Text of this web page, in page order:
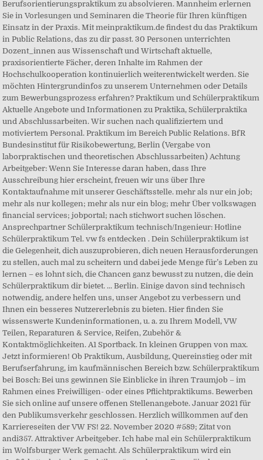
Berufsorientierungspraktikum zu absolvieren. Mannheim erlernen
Sie in Vorlesungen und Seminaren die Theorie für Ihren künftigen
Einsatz in der Praxis. Mit meinpraktikum.de findest du das Praktikum
in Public Relations, das zu dir passt. 30 Personen unterrichten
Dozent_innen aus Wissenschaft und Wirtschaft aktuelle,
praxisorientierte Fächer, deren Inhalte im Rahmen der
Hochschulkooperation kontinuierlich weiterentwickelt werden. Sie
möchten Hintergrundinfos zu unserem Unternehmen oder Details
zum Bewerbungsprozess erfahren? Praktikum und Schülerpraktikum
Aktuelle Angebote und Informationen zu Praktika, Schülerpraktika
und Abschlussarbeiten. Wir suchen nach qualifiziertem und
motiviertem Personal. Praktikum im Bereich Public Relations. BfR
Bundesinstitut für Risikobewertung, Berlin (Vergabe von
laborpraktischen und theoretischen Abschlussarbeiten) Achtung
Arbeitgeber: Wenn Sie Interesse daran haben, dass Ihre
Ausschreibung hier erscheint, freuen wir uns über Ihre
Kontaktaufnahme mit unserer Geschäftsstelle. mehr als nur ein job;
mehr als nur kollegen; mehr als nur ein blog; mehr Über volkswagen
financial services; jobportal; nach stichwort suchen löschen.
Ansprechpartner Schülerpraktikum technisch/Ingenieur: Hotline
Schülerpraktikum Tel. vw fs entdecken . Dein Schülerpraktikum ist
die Gelegenheit, dich auszuprobieren, dich neuen Herausforderungen
zu stellen, auch mal zu scheitern und dabei jede Menge für’s Leben zu
lernen – es lohnt sich, die Chancen ganz bewusst zu nutzen, die dein
Schülerpraktikum dir bietet. ... Berlin. Einige davon sind technisch
notwendig, andere helfen uns, unser Angebot zu verbessern und
Ihnen ein besseres Nutzererlebnis zu bieten. Hier finden Sie
wissenswerte Kundeninformationen, u. a. zu Ihrem Modell, VW
Teilen, Reparaturen & Service, Reifen, Zubehör &
Kontaktmöglichkeiten. A1 Sportback. In kleinen Gruppen von max.
Jetzt informieren! Ob Praktikum, Ausbildung, Quereinstieg oder mit
Berufserfahrung, im kaufmännischen Bereich bzw. Schülerpraktikum
bei Bosch: Bei uns gewinnen Sie Einblicke in ihren Traumjob – im
Rahmen eines Freiwilligen- oder eines Pflichtpraktikums. Bewerben
Sie sich online auf unsere offenen Stellenangebote. Januar 2021 für
den Publikumsverkehr geschlossen. Herzlich willkommen auf den
Karriereseiten der VW FS! 22. November 2020 #589; Zitat von
andi357. Attraktiver Arbeitgeber. Ich habe mal ein Schülerpraktikum
im Wolfsburger Werk gemacht. Als Schülerpraktikum wird ein